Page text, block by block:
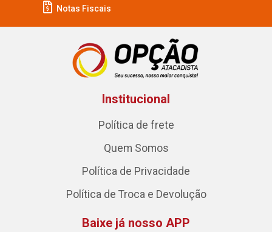
Notas Fiscais
Institucional
Política de frete
Quem Somos
Política de Privacidade
Política de Troca e Devolução
Baixe já nosso APP